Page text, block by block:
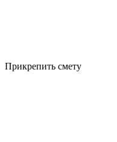
Прикрепить смету